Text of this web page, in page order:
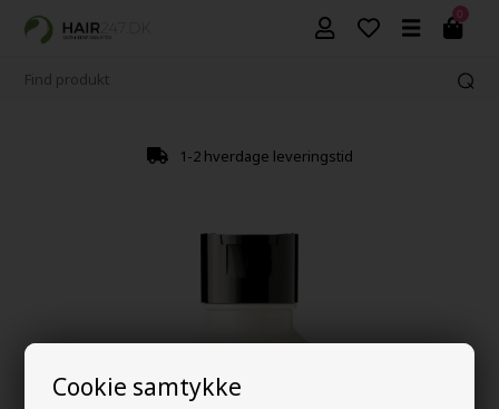
Cookie samtykke
0
1-2 hverdage leveringstid